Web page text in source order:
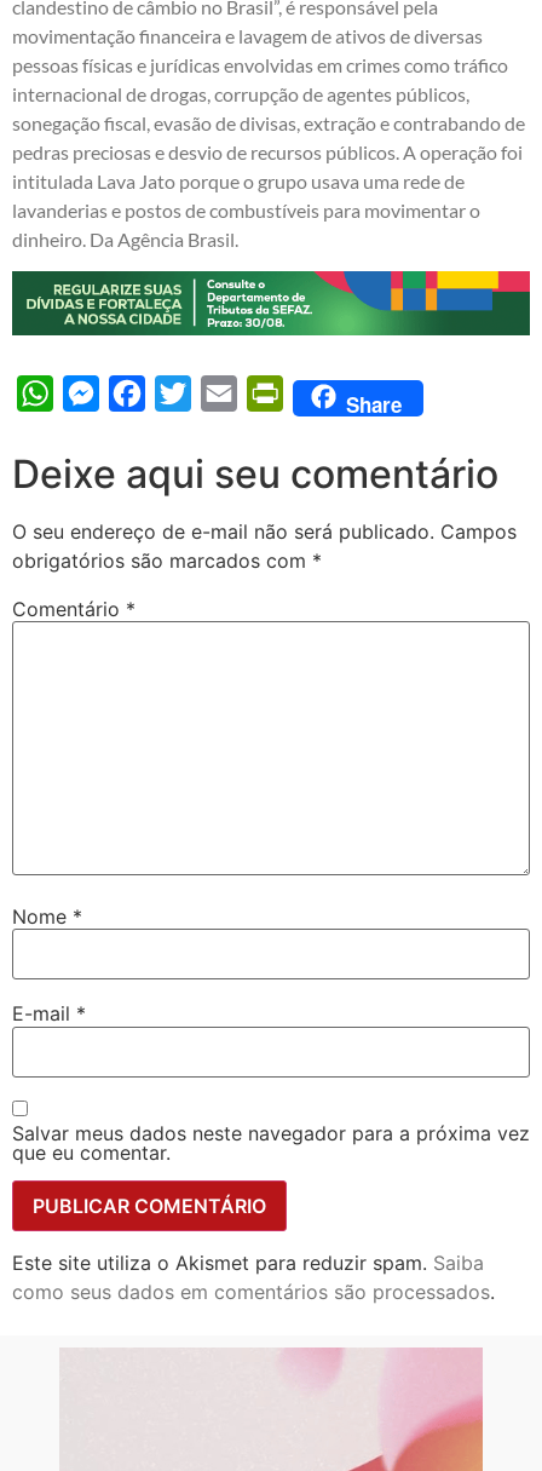
clandestino de câmbio no Brasil”, é responsável pela
movimentação financeira e lavagem de ativos de diversas
pessoas físicas e jurídicas envolvidas em crimes como tráfico
internacional de drogas, corrupção de agentes públicos,
sonegação fiscal, evasão de divisas, extração e contrabando de
pedras preciosas e desvio de recursos públicos. A operação foi
intitulada Lava Jato porque o grupo usava uma rede de
lavanderias e postos de combustíveis para movimentar o
dinheiro. Da Agência Brasil.
WhatsAppMessengerFacebook
Twitter Email PrintFriendly
Share
Deixe aqui seu comentário
O seu endereço de e-mail não será publicado. Campos
obrigatórios são marcados com *
Comentário *
Nome *
E-mail *
Salvar meus dados neste navegador para a próxima vez
que eu comentar.
Este site utiliza o Akismet para reduzir spam. Saiba
como seus dados em comentários são processados.